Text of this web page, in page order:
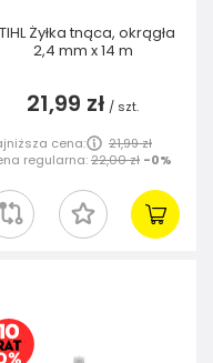
Żyłka tnąca, okrągła
2,4 mm x 14 m
21,99 zł / szt.
cena:
21,99 zł
regularna:22,00 zł -0%